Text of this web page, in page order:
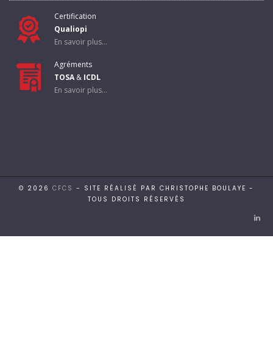
Certification
Qualiopi
En savoir plus...
Agréments
TOSA & ICDL
En savoir plus...
© 2026 CFCS - SITE RÉALISÉ PAR CHRISTOPHE BOULAYE -
TOUS DROITS RÉSERVÉS